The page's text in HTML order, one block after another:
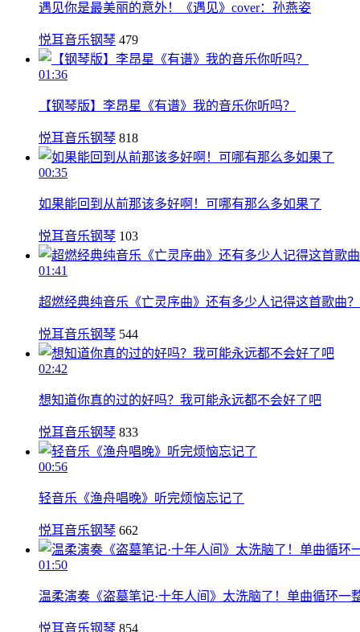
遇见你是最美丽的意外！《遇见》cover：孙燕姿
悦耳音乐钢琴 479
01:36
【钢琴版】李昂星《有谱》我的音乐你听吗？
悦耳音乐钢琴 818
00:35
如果能回到从前那该多好啊！可哪有那么多如果了
悦耳音乐钢琴 103
01:41
超燃经典纯音乐《亡灵序曲》还有多少人记得这首歌曲？
悦耳音乐钢琴 544
02:42
想知道你真的过的好吗？我可能永远都不会好了吧
悦耳音乐钢琴 833
00:56
轻音乐《渔舟唱晚》听完烦恼忘记了
悦耳音乐钢琴 662
01:50
温柔演奏《盗墓笔记·十年人间》太洗脑了！单曲循环一
悦耳音乐钢琴 854